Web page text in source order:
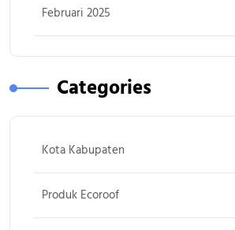
Februari 2025
Categories
Kota Kabupaten
Produk Ecoroof